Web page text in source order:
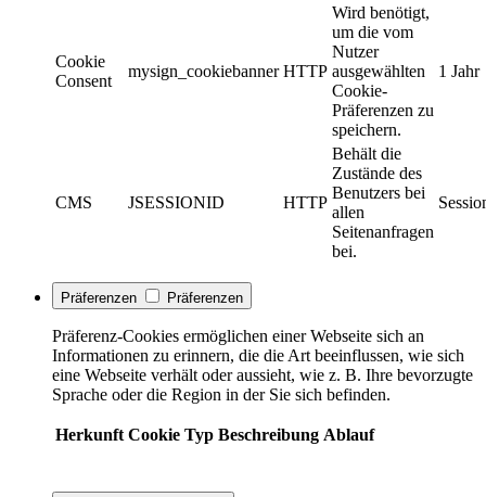
Cookie
Consent
mysign_cookiebanner HTTP
Wird benötigt,
um die vom
Nutzer
ausgewählten
Cookie-
Präferenzen zu
speichern.
1 Jahr
CMS JSESSIONID HTTP
Behält die
Zustände des
Benutzers bei
allen
Seitenanfragen
bei.
Präferenzen Präferenzen
Präferenz-Cookies ermöglichen einer Webseite sich an
Informationen zu erinnern, die die Art beeinflussen, wie sich
eine Webseite verhält oder aussieht, wie z. B. Ihre bevorzugte
Sprache oder die Region in der Sie sich befinden.
Herkunft Cookie Typ Beschreibung Ablauf